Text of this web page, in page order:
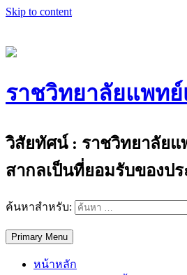
Skip to content
ราชวิทยาลัยแพท
วิสัยทัศน์ : ราชวิทยาลัย
สากลเป็นที่ยอมรับของป
ค้นหาสำหรับ:
Primary Menu
หน้าหลัก